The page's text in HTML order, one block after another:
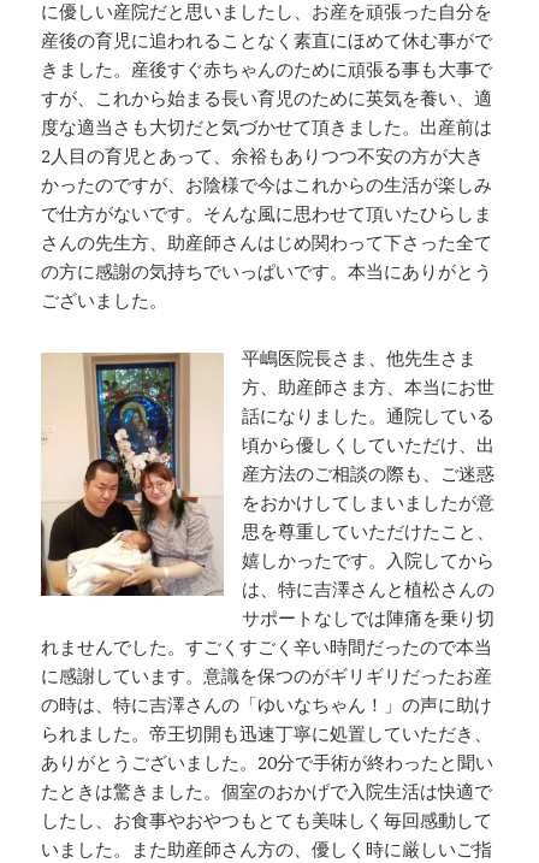
に優しい産院だと思いましたし、お産を頑張った自分を
産後の育児に追われることなく素直にほめて休む事がで
きました。産後すぐ赤ちゃんのために頑張る事も大事で
すが、これから始まる長い育児のために英気を養い、適
度な適当さも大切だと気づかせて頂きました。出産前は
2人目の育児とあって、余裕もありつつ不安の方が大き
かったのですが、お陰様で今はこれからの生活が楽しみ
で仕方がないです。そんな風に思わせて頂いたひらしま
さんの先生方、助産師さんはじめ関わって下さった全て
の方に感謝の気持ちでいっぱいです。本当にありがとう
ございました。
平嶋医院長さま、他先生さま
方、助産師さま方、本当にお世
話になりました。通院している
頃から優しくしていただけ、出
産方法のご相談の際も、ご迷惑
をおかけしてしまいましたが意
思を尊重していただけたこと、
嬉しかったです。入院してから
は、特に吉澤さんと植松さんの
サポートなしでは陣痛を乗り切
れませんでした。すごくすごく辛い時間だったので本当
に感謝しています。意識を保つのがギリギリだったお産
の時は、特に吉澤さんの「ゆいなちゃん！」の声に助け
られました。帝王切開も迅速丁寧に処置していただき、
ありがとうございました。20分で手術が終わったと聞い
たときは驚きました。個室のおかげで入院生活は快適で
したし、お食事やおやつもとても美味しく毎回感動して
いました。また助産師さん方の、優しく時に厳しいご指